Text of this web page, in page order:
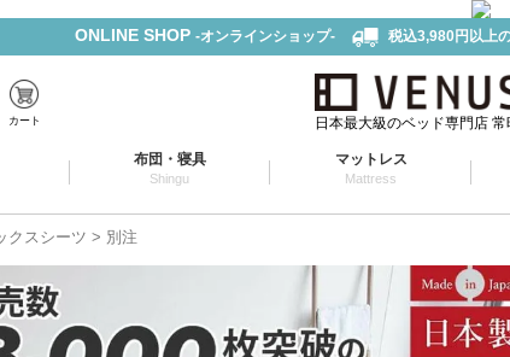
ONLINE SHOP -オンラインショップ- 税込3,980円以上
カート 日本最大級のベッド専門店
布団・寝具
Shingu
マットレス
Mattress
クスシーツ 別注